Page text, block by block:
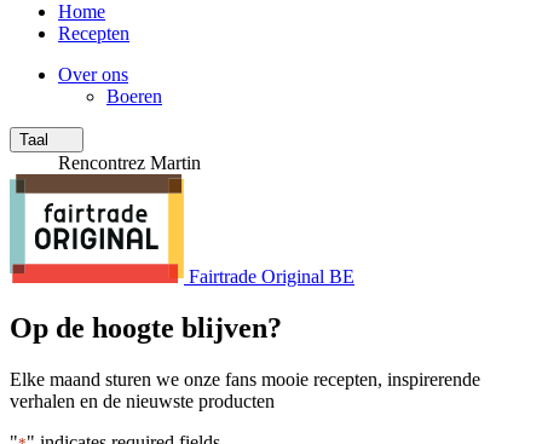
Home
Recepten
Over ons
Boeren
Taal
Rencontrez Martin
Fairtrade Original BE
Op de hoogte blijven?
Elke maand sturen we onze fans mooie recepten, inspirerende
verhalen en de nieuwste producten